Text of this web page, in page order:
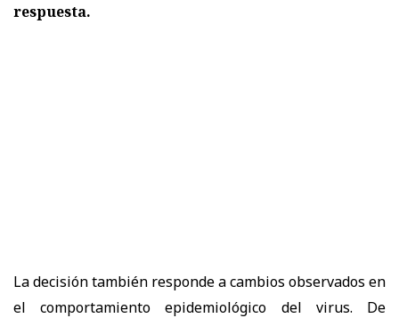
respuesta.
La decisión también responde a cambios observados en
el comportamiento epidemiológico del virus. De